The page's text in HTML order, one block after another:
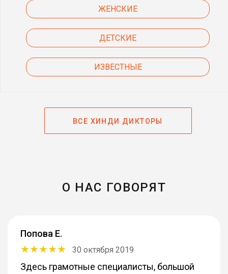
ЖЕНСКИЕ
ДЕТСКИЕ
ИЗВЕСТНЫЕ
ВСЕ ХИНДИ ДИКТОРЫ
О НАС ГОВОРЯТ
Попова Е.
30 октября 2019
Здесь грамотные специалисты, большой